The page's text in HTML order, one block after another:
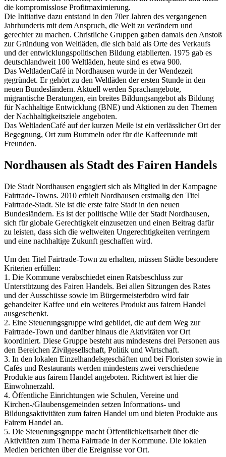
die kompromisslose Profitmaximierung.
Die Initiative dazu entstand in den 70er Jahren des vergangenen
Jahrhunderts mit dem Anspruch, die Welt zu verändern und
gerechter zu machen. Christliche Gruppen gaben damals den Anstoß
zur Gründung von Weltläden, die sich bald als Orte des Verkaufs
und der entwicklungspolitischen Bildung etablierten. 1975 gab es
deutschlandweit 100 Weltläden, heute sind es etwa 900.
Das WeltladenCafé in Nordhausen wurde in der Wendezeit
gegründet. Er gehört zu den Weltläden der ersten Stunde in den
neuen Bundesländern. Aktuell werden Sprachangebote,
migrantische Beratungen, ein breites Bildungsangebot als Bildung
für Nachhaltige Entwicklung (BNE) und Aktionen zu den Themen
der Nachhaltigkeitsziele angeboten.
Das WeltladenCafé auf der kurzen Meile ist ein verlässlicher Ort der
Begegnung, Ort zum Bummeln oder für die Kaffeerunde mit
Freunden.
Nordhausen als Stadt des Fairen Handels
Die Stadt Nordhausen engagiert sich als Mitglied in der Kampagne
Fairtrade-Towns. 2010 erhielt Nordhausen erstmalig den Titel
Fairtrade-Stadt. Sie ist die erste faire Stadt in den neuen
Bundesländern. Es ist der politische Wille der Stadt Nordhausen,
sich für globale Gerechtigkeit einzusetzen und einen Beitrag dafür
zu leisten, dass sich die weltweiten Ungerechtigkeiten verringern
und eine nachhaltige Zukunft geschaffen wird.
Um den Titel Fairtrade-Town zu erhalten, müssen Städte besondere
Kriterien erfüllen:
1. Die Kommune verabschiedet einen Ratsbeschluss zur
Unterstützung des Fairen Handels. Bei allen Sitzungen des Rates
und der Ausschüsse sowie im Bürgermeisterbüro wird fair
gehandelter Kaffee und ein weiteres Produkt aus fairem Handel
ausgeschenkt.
2. Eine Steuerungsgruppe wird gebildet, die auf dem Weg zur
Fairtrade-Town und darüber hinaus die Aktivitäten vor Ort
koordiniert. Diese Gruppe besteht aus mindestens drei Personen aus
den Bereichen Zivilgesellschaft, Politik und Wirtschaft.
3. In den lokalen Einzelhandelsgeschäften und bei Floristen sowie in
Cafés und Restaurants werden mindestens zwei verschiedene
Produkte aus fairem Handel angeboten. Richtwert ist hier die
Einwohnerzahl.
4. Öffentliche Einrichtungen wie Schulen, Vereine und
Kirchen-/Glaubensgemeinden setzen Informations- und
Bildungsaktivitäten zum fairen Handel um und bieten Produkte aus
Fairem Handel an.
5. Die Steuerungsgruppe macht Öffentlichkeitsarbeit über die
Aktivitäten zum Thema Fairtrade in der Kommune. Die lokalen
Medien berichten über die Ereignisse vor Ort.